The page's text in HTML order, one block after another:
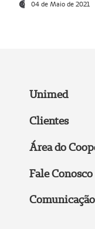
04 de Maio de 2021
Unimed
Clientes
Área do
Fale Conosco
Comunicação